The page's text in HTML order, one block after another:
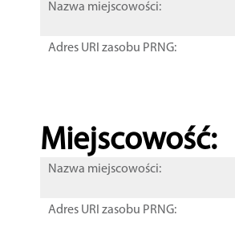
Nazwa miejscowości:
Adres URI zasobu PRNG:
Miejscowość:
Nazwa miejscowości:
Adres URI zasobu PRNG: